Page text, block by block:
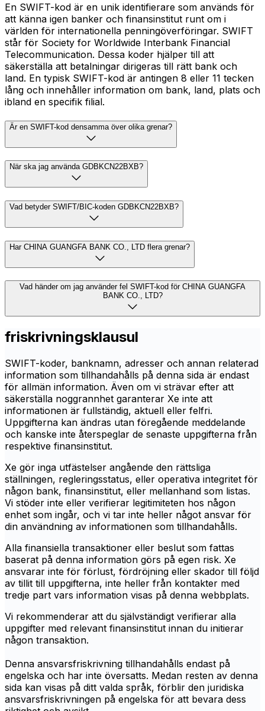
En SWIFT-kod är en unik identifierare som används för
att känna igen banker och finansinstitut runt om i
världen för internationella penningöverföringar. SWIFT
står för Society for Worldwide Interbank Financial
Telecommunication. Dessa koder hjälper till att
säkerställa att betalningar dirigeras till rätt bank och
land. En typisk SWIFT-kod är antingen 8 eller 11 tecken
lång och innehåller information om bank, land, plats och
ibland en specifik filial.
Är en SWIFT-kod densamma över olika grenar?
När ska jag använda GDBKCN22BXB?
Vad betyder SWIFT/BIC-koden GDBKCN22BXB?
Har CHINA GUANGFA BANK CO., LTD flera grenar?
Vad händer om jag använder fel SWIFT-kod för CHINA GUANGFA
BANK CO., LTD?
friskrivningsklausul
SWIFT-koder, banknamn, adresser och annan relaterad
information som tillhandahålls på denna sida är endast
för allmän information. Även om vi strävar efter att
säkerställa noggrannhet garanterar Xe inte att
informationen är fullständig, aktuell eller felfri.
Uppgifterna kan ändras utan föregående meddelande
och kanske inte återspeglar de senaste uppgifterna från
respektive finansinstitut.
Xe gör inga utfästelser angående den rättsliga
ställningen, regleringsstatus, eller operativa integritet för
någon bank, finansinstitut, eller mellanhand som listas.
Vi stöder inte eller verifierar legitimiteten hos någon
enhet som ingår, och vi tar inte heller något ansvar för
din användning av informationen som tillhandahålls.
Alla finansiella transaktioner eller beslut som fattas
baserat på denna information görs på egen risk. Xe
ansvarar inte för förlust, fördröjning eller skador till följd
av tillit till uppgifterna, inte heller från kontakter med
tredje part vars information visas på denna webbplats.
Vi rekommenderar att du självständigt verifierar alla
uppgifter med relevant finansinstitut innan du initierar
någon transaktion.
Denna ansvarsfriskrivning tillhandahålls endast på
engelska och har inte översatts. Medan resten av denna
sida kan visas på ditt valda språk, förblir den juridiska
ansvarsfriskrivningen på engelska för att bevara dess